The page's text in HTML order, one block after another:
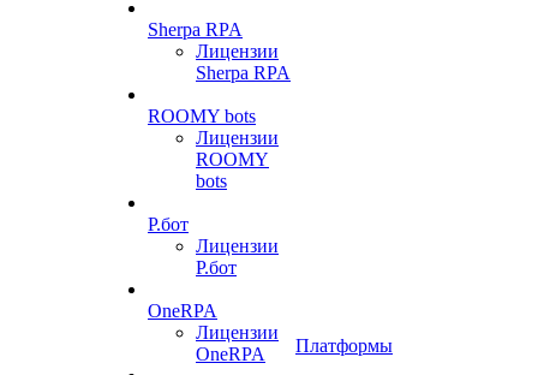
Sherpa RPA
Лицензии
Sherpa RPA
ROOMY bots
Лицензии
ROOMY
bots
Р.бот
Лицензии
Р.бот
OneRPA
Лицензии
OneRPA
Платформы